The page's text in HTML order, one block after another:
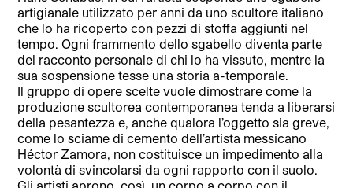
artigianale utilizzato per anni da uno scultore italiano
che lo ha ricoperto con pezzi di stoffa aggiunti nel
tempo. Ogni frammento dello sgabello diventa parte
del racconto personale di chi lo ha vissuto, mentre la
sua sospensione tesse una storia a-temporale.
Il gruppo di opere scelte vuole dimostrare come la
produzione scultorea contemporanea tenda a liberarsi
della pesantezza e, anche qualora l’oggetto sia greve,
come lo sciame di cemento dell’artista messicano
Héctor Zamora, non costituisce un impedimento alla
volontà di svincolarsi da ogni rapporto con il suolo.
Gli artisti aprono, così, un corpo a corpo con il